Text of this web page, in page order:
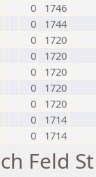
0
1746
0
1744
0
1720
0
1720
0
1720
0
1720
0
1720
0
1714
0 1714
Feld